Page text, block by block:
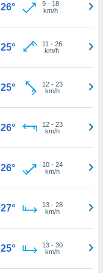
26° 9- 18
km/h
25° 11 - 26
km/h
25° 12- 23
km/h
26° 12- 23
km/h
26° 10- 24
km/h
27° 13- 28
km/h
25° 13- 30
km/h